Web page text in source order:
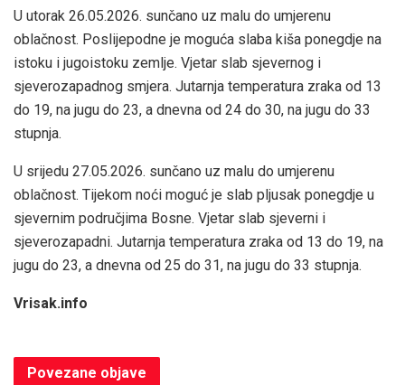
U utorak 26.05.2026. sunčano uz malu do umjerenu
oblačnost. Poslijepodne je moguća slaba kiša ponegdje na
istoku i jugoistoku zemlje. Vjetar slab sjevernog i
sjeverozapadnog smjera. Jutarnja temperatura zraka od 13
do 19, na jugu do 23, a dnevna od 24 do 30, na jugu do 33
stupnja.
U srijedu 27.05.2026. sunčano uz malu do umjerenu
oblačnost. Tijekom noći moguć je slab pljusak ponegdje u
sjevernim područjima Bosne. Vjetar slab sjeverni i
sjeverozapadni. Jutarnja temperatura zraka od 13 do 19, na
jugu do 23, a dnevna od 25 do 31, na jugu do 33 stupnja.
Vrisak.info
Povezane objave